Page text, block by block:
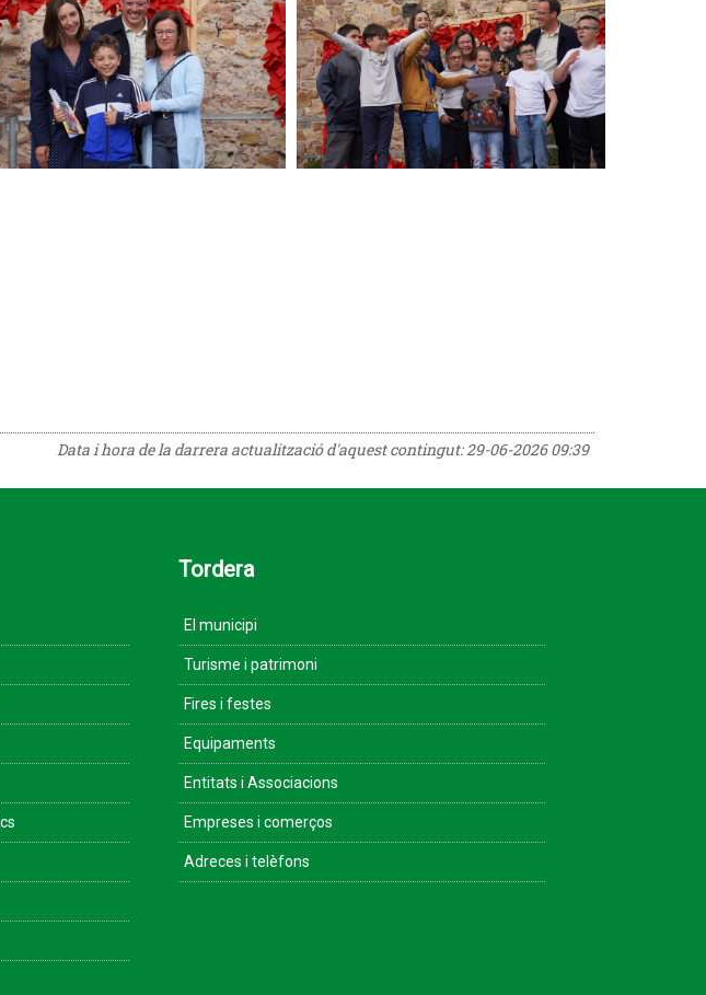
Data i hora de la darrera actualització d'aquest contingut:29-06-2026 09:39
Tordera
El municipi
Turisme i patrimoni
Fires i festes
Equipaments
Entitats i Associacions
Empreses i comerços
Adreces i telèfons